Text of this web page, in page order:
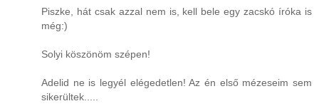
Piszke, hát csak azzal nem is, kell bele egy zacskó íróka is
még:)
Solyi köszönöm szépen!
Adelid ne is legyél elégedetlen! Az én első mézeseim sem
sikerültek.....